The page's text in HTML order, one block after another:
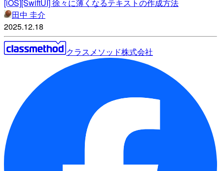
[iOS][SwiftUI] 徐々に薄くなるテキストの作成方法
田中 圭介
2025.12.18
クラスメソッド株式会社